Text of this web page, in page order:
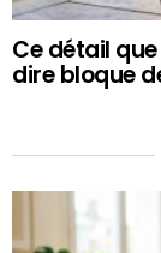
Ce détail
dire bloque